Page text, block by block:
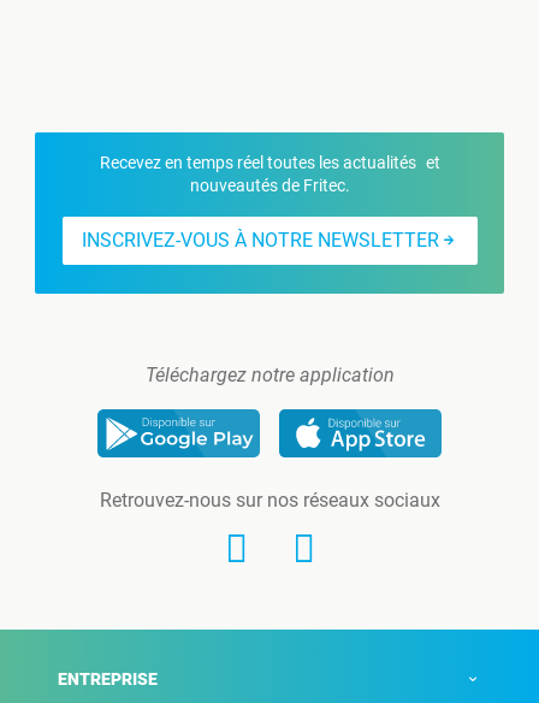
Recevez en temps réel toutes les actualités et
nouveautés de Fritec.
INSCRIVEZ-VOUS À NOTRE NEWSLETTER
Téléchargez notre application
Retrouvez-nous sur nos réseaux sociaux
ENTREPRISE